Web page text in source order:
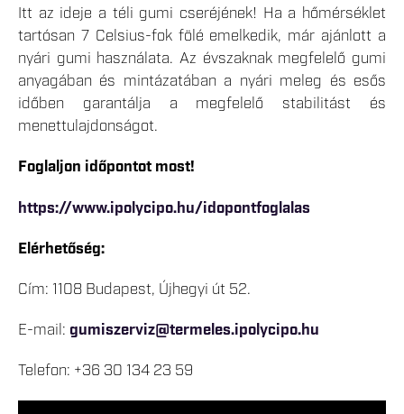
Itt az ideje a téli gumi cseréjének! Ha a hőmérséklet
tartósan 7 Celsius-fok fölé emelkedik, már ajánlott a
nyári gumi használata. Az évszaknak megfelelő gumi
anyagában és mintázatában a nyári meleg és esős
időben garantálja a megfelelő stabilitást és
menettulajdonságot.
Foglaljon időpontot most!
https://www.ipolycipo.hu/idopontfoglalas
Elérhetőség:
Cím: 1108 Budapest, Újhegyi út 52.
E-mail: gumiszerviz@termeles.ipolycipo.hu
Telefon: +36 30 134 23 59